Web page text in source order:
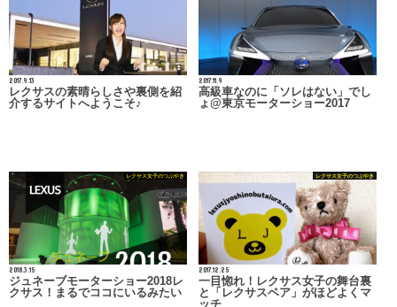
2017.9.13
レクサスの素晴らしさや裏側を紹
介するサイトへようこそ♪
2017.11.9
高級車なのに「ソレはない」でし
ょ@東京モーターショー2017
レクサス女子のつぶやき
2018.3.15
ジュネーブモーターショー2018レ
クサス！まるでココにいるみたい
レクサス女子のつぶやき
2017.12.25
一目惚れ！レクサス女子の舞台裏
と「レクサスベア」がほどよくマ
ッチ